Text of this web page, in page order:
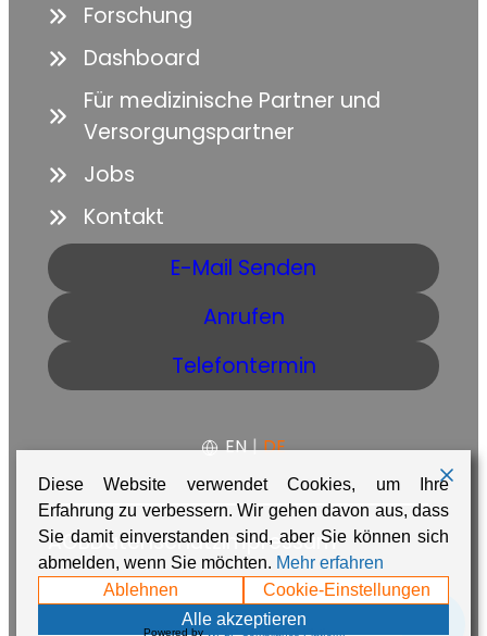
Forschung
Dashboard
Für medizinische Partner und
Versorgungspartner
Jobs
Kontakt
E-Mail Senden
Anrufen
Telefontermin
EN | DE
AGBDatenschutzImpressum
Made with ❤️ in Namibia byAdaire
Diese Website verwendet Cookies, um Ihre
Erfahrung zu verbessern. Wir gehen davon aus, dass
Sie damit einverstanden sind, aber Sie können sich
abmelden, wenn Sie möchten. Mehr erfahren
Ablehnen
Cookie-Einstellungen
Alle akzeptieren
Powered by WPLP Compliance Platform